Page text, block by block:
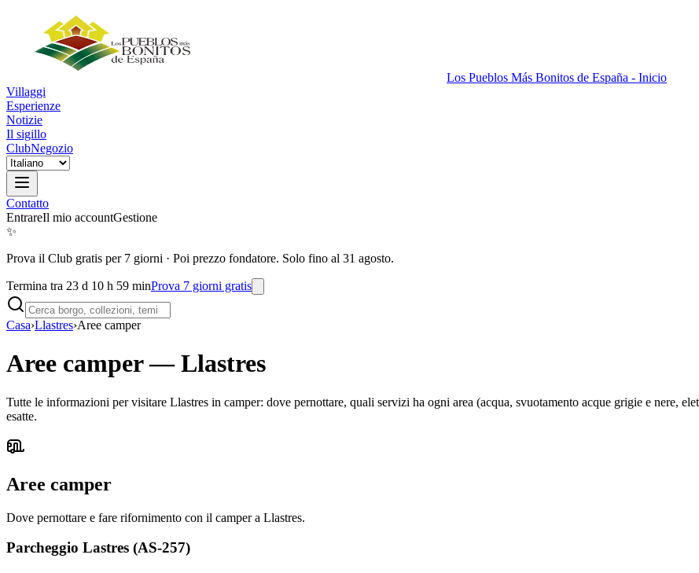
Los Pueblos Más Bonitos de España - Inicio
Villaggi
Esperienze
Notizie
Il sigillo
ClubNegozio
Contatto
EntrareIl mio accountGestione
✨
Prova il Club gratis per 7 giorni · Poi prezzo fondatore. Solo fino al 31 agosto.
Termina tra 23 d 10 h 59 minProva 7 giorni gratis
Casa›Llastres›Aree camper
Aree camper—Llastres
Tutte le informazioni per visitare Llastres in camper: dove pernottare, quali servizi ha ogni area (acqua, svuotamento acque grigie e nere,
esatte.
Aree camper
Dove pernottare e fare rifornimento con il camper a Llastres.
Parcheggio Lastres (AS-257)